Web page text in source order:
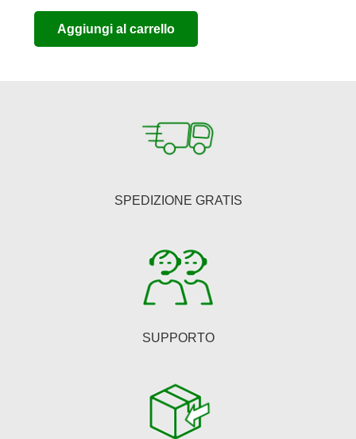
prezzo
originale
era:
prezzo
attuale
è:
Aggiungi al carrello
SPEDIZIONE GRATIS
SUPPORTO